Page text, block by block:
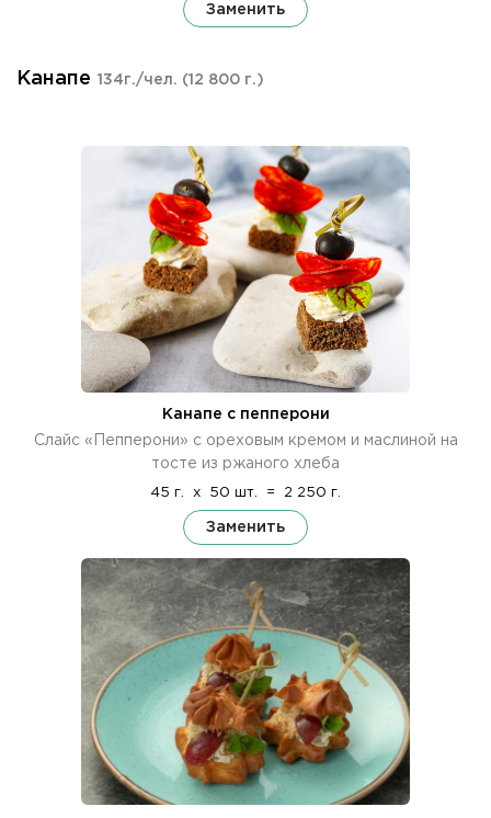
Заменить
Канапе 134г./чел. (12 800 г.)
Канапе с пепперони
Слайс «Пепперони» с ореховым кремом и маслиной на
тосте из ржаного хлеба
45 г. x 50 шт. = 2 250 г.
Заменить